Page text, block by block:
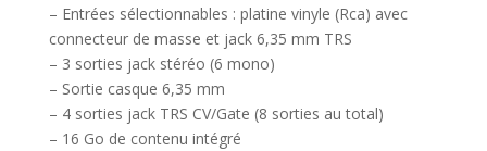
– Entrées sélectionnables : platine vinyle (Rca) avec
connecteur de masse et jack 6,35 mm TRS
– 3 sorties jack stéréo (6 mono)
– Sortie casque 6,35 mm
– 4 sorties jack TRS CV/Gate (8 sorties au total)
– 16 Go de contenu intégré